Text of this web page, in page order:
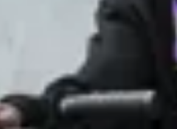
of Evangelion